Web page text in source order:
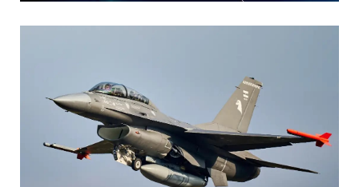
AGUSTIN BOFFI
Aviación Militar, Fuerza Aérea Argentina